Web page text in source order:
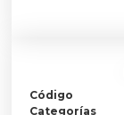
Código
Categorías